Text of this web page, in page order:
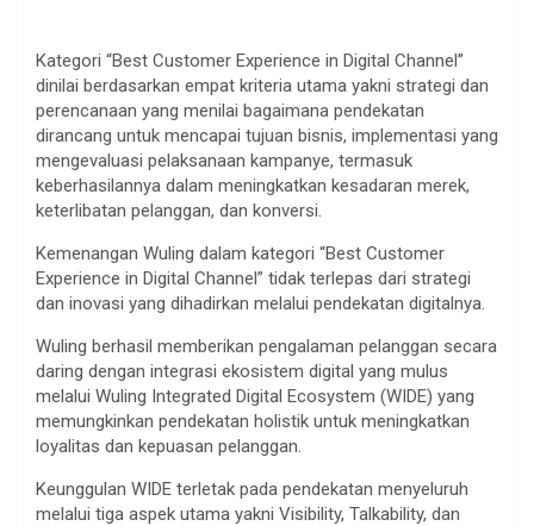
Kategori “Best Customer Experience in Digital Channel”
dinilai berdasarkan empat kriteria utama yakni strategi dan
perencanaan yang menilai bagaimana pendekatan
dirancang untuk mencapai tujuan bisnis, implementasi yang
mengevaluasi pelaksanaan kampanye, termasuk
keberhasilannya dalam meningkatkan kesadaran merek,
keterlibatan pelanggan, dan konversi.
Kemenangan Wuling dalam kategori “Best Customer
Experience in Digital Channel” tidak terlepas dari strategi
dan inovasi yang dihadirkan melalui pendekatan digitalnya.
Wuling berhasil memberikan pengalaman pelanggan secara
daring dengan integrasi ekosistem digital yang mulus
melalui Wuling Integrated Digital Ecosystem (WIDE) yang
memungkinkan pendekatan holistik untuk meningkatkan
loyalitas dan kepuasan pelanggan.
Keunggulan WIDE terletak pada pendekatan menyeluruh
melalui tiga aspek utama yakni Visibility, Talkability, dan